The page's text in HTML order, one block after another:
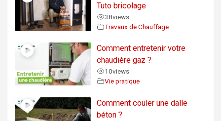
Tuto bricolage
38views
Travaux de Chauffage
Comment entretenir votre
chaudière gaz ?
10views
Vie pratique
Comment couler une dalle
béton ?